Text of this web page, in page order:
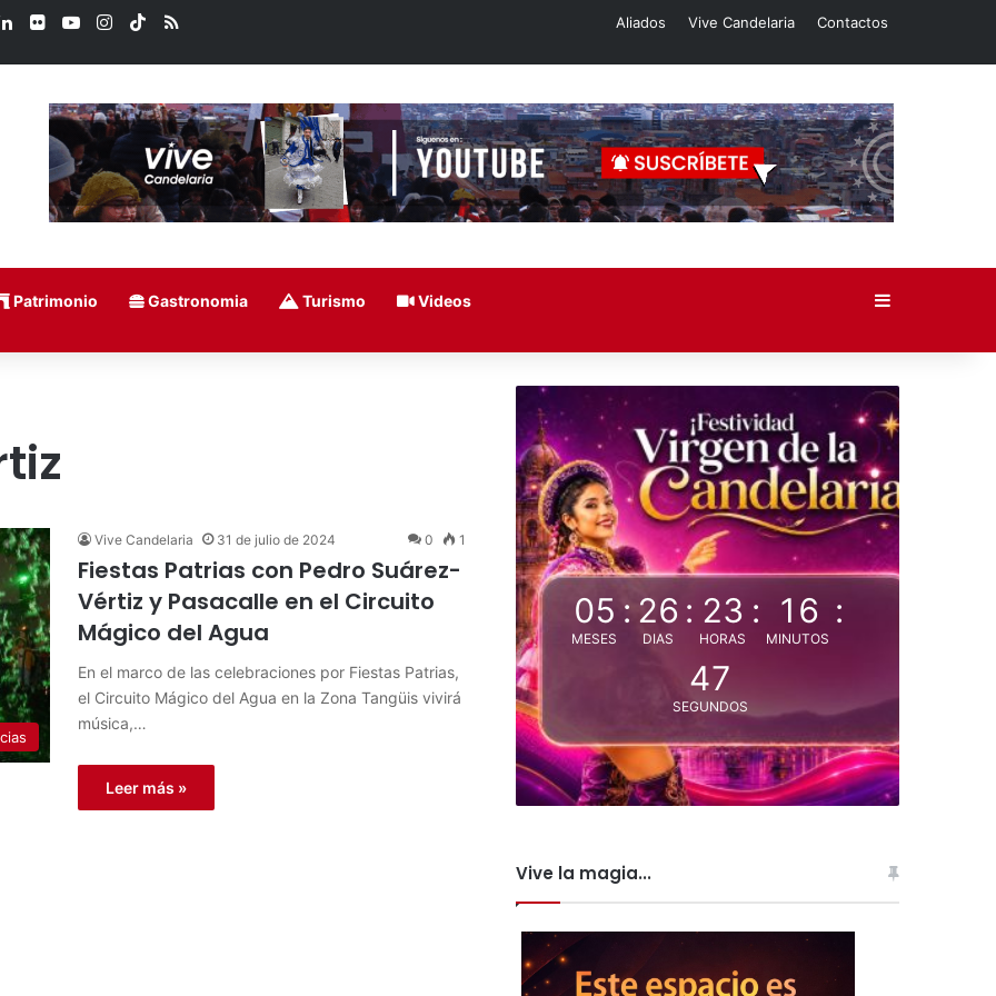
LinkedIn
Flickr YouTubeInstagram
TikTokRSS Aliados Vive Candelaria Contactos
Patrimonio Gastronomia Turismo Videos
Vive Candelaria 31 de julio de 2024 0 1
Fiestas Patrias con Pedro Suárez-
Vértiz y Pasacalle en el Circuito
Mágico del Agua
En el marco de las celebraciones por Fiestas Patrias,
el Circuito Mágico del Agua en la Zona Tangüis vivirá
música,…
Leer más »
05
MESES
: 26
DIAS
: 23
HORAS
: 16
MINUTOS
:
46
SEGUNDOS
Vive la magia...